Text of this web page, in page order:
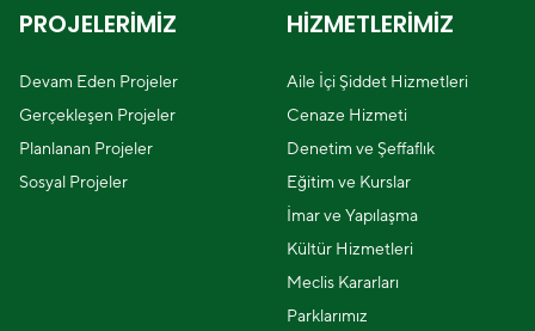
PROJELERİMİZ
Devam Eden Projeler
Gerçekleşen Projeler
Planlanan Projeler
Sosyal Projeler
HİZMETLERİMİZ
Aile İçi Şiddet Hizmetleri
Cenaze Hizmeti
Denetim ve Şeffaflık
Eğitim ve Kurslar
İmar ve Yapılaşma
Kültür Hizmetleri
Meclis Kararları
Parklarımız